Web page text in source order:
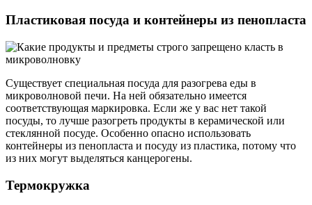
Пластиковая посуда и контейнеры из пенопласта
Существует специальная посуда для разогрева еды в
микроволновой печи. На ней обязательно имеется
соответствующая маркировка. Если же у вас нет такой
посуды, то лучше разогреть продукты в керамической или
стеклянной посуде. Особенно опасно использовать
контейнеры из пенопласта и посуду из пластика, потому что
из них могут выделяться канцерогены.
Термокружка